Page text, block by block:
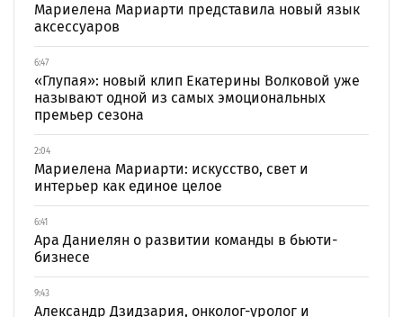
Мариелена Мариарти представила новый язык
аксессуаров
6:47
«Глупая»: новый клип Екатерины Волковой уже
называют одной из самых эмоциональных
премьер сезона
2:04
Мариелена Мариарти: искусство, свет и
интерьер как единое целое
6:41
Ара Даниелян о развитии команды в бьюти-
бизнесе
9:43
Александр Дзидзария, онколог-уролог и